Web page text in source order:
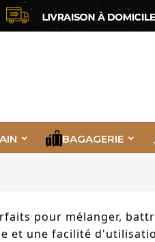
BAGAGERIE
pour mélanger,
et une facilité